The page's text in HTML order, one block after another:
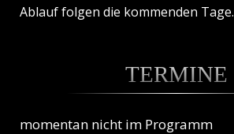
Ablauf folgen die kommenden Tage.
TERMINE
momentan nicht im Programm